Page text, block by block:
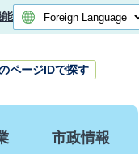
ページIDで探す
市政情報